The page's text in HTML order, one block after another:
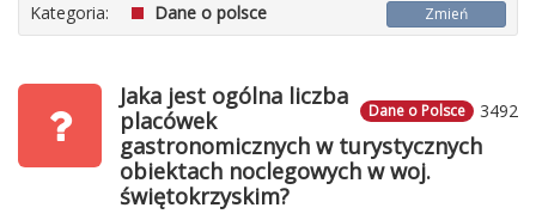
Kategoria: Dane o polsce Zmień
3492
Dane o Polsce
Jaka jest ogólna liczba
placówek
gastronomicznych w turystycznych
obiektach noclegowych w woj.
świętokrzyskim?